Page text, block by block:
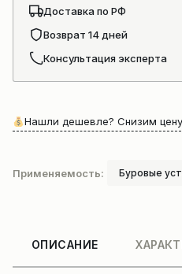
Доставка по РФ
Возврат 14 дней
Консультация эксперта
Нашли дешевле? Снизим
Применяемость: Буровые
ОПИСАНИЕ